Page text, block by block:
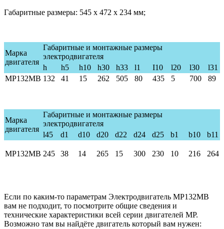
Габаритные размеры: 545 х 472 х 234 мм;
Марка
двигателя
Габаритные и монтажные размеры
электродвигателя
h
h5 h10 h30 h33 l1 I10 l20 l30
l31
MP132MB 132 41 15 262 505 80 435 5 700 89
Марка
двигателя
Габаритные и монтажные размеры
электродвигателя
l45
d1 d10 d20 d22 d24 d25 b1 b10 b11
MP132MB 245 38 14 265 15 300 230 10 216 264
Если по каким-то параметрам Электродвигатель МР132MB
вам не подходит, то посмотрите общие сведения и
технические характеристики всей серии двигателей МР.
Возможно там вы найдёте двигатель который вам нужен: